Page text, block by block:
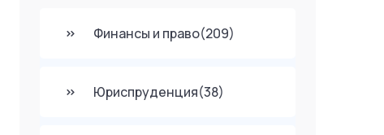
Финансы и право(209)
Юриспруденция(38)